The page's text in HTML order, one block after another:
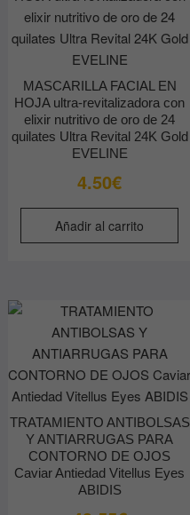
MASCARILLA FACIAL EN
HOJA ultra-revitalizadora con
elixir nutritivo de oro de 24
quilates Ultra Revital 24K Gold
EVELINE
4.50€
Añadir al carrito
TRATAMIENTO ANTIBOLSAS
Y ANTIARRUGAS PARA
CONTORNO DE OJOS
Caviar Antiedad Vitellus Eyes
ABIDIS